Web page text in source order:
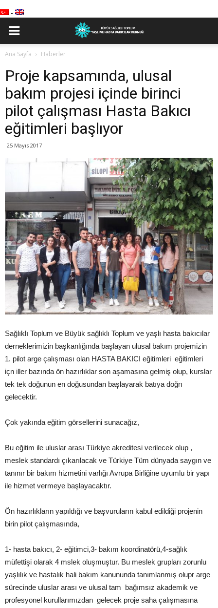
-
Ana Sayfa Haberler
Proje kapsamında, ulusal
bakım projesi içinde birinci
pilot çalışması Hasta Bakıcı
eğitimleri başlıyor
25 Mayıs 2017
Sağlıklı Toplum ve Büyük sağlıklı Toplum ve yaşlı hasta bakıcılar
derneklerimizin başkanlığında başlayan ulusal bakım projemizin
1. pilot arge çalışması olan HASTA BAKICI eğitimleri eğitimleri
içn iller bazında ön hazırlıklar son aşamasına gelmiş olup, kurslar
tek tek doğunun en doğusundan başlayarak batıya doğrı
gelecektir.
Çok yakında eğitim görsellerini sunacağız,
Bu eğitim ile uluslar arası Türkiye akreditesi verilecek olup ,
meslek standardı çıkarılacak ve Türkiye Tüm dünyada saygın ve
tanınır bir bakım hizmetini varlığı Avrupa Birliğine uyumlu bir yapı
ile hizmet vermeye başlayacaktır.
Ön hazırlıkların yapıldığı ve başvuruların kabul edildiği projenin
birin pilot çalışmasında,
1- hasta bakıcı, 2- eğitimci,3- bakım koordinatörü,4-sağlık
müfettişi olarak 4 mslek oluşmuştur. Bu meslek grupları zorunlu
yaşlılık ve hastalık hali bakım kanununda tanımlanmış olupr arge
sürecinde uluslar arası ve ulusal tam bağımsız akademik ve
profesyonel kurullarımızdan gelecek proje saha çalışmasına